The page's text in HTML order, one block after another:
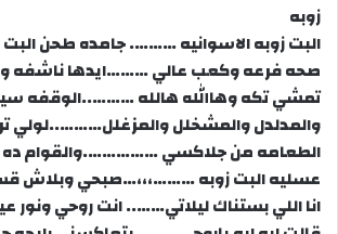
زوبه
البت زوبه الاسوانيه ………. جامده طحن
صحه فرعه وكعب عالي ………ايدها ناشفه
تمشي تكه وهاالله هالله ………..الوقفه
والمدلدل والمشخلل والمزغلل………..لولي
الطعامه من جلاكسي …………….والقوام ده
عسليه البت زوبه ………،،،…صبحي وبلاش
انا اللي بستناك ليلاتي…….. انت روحي ونور